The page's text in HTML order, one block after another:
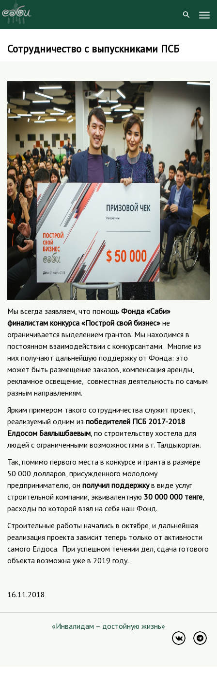
SkipСотрудничество с выпускниками ПСБ
Мы всегда заявляем, что помощь Фонда «Саби»
финалистам конкурса «Построй свой бизнес» не
ограничивается выделением грантов. Мы находимся в
постоянном взаимодействии с конкурсантами. Многие из
них получают дальнейшую поддержку от Фонда: это
может быть размещение заказов, компенсация аренды,
рекламное освещение, совместная деятельность по самым
разным направлениям.
Ярким примером такого сотрудничества служит проект,
реализуемый одним из победителей ПСБ 2017-2018
Елдосом Баялышбаевым, по строительству хостела для
людей с ограниченными возможностями в г. Талдыкорган.
Так, помимо первого места в конкурсе и гранта в размере
50 000 долларов, присужденного молодому
предпринимателю, он получил поддержкув виде услуг
строительной компании, эквивалентную 30 000 000 тенге,
расходы по которой взял на себя наш Фонд.
Строительные работы начались в октябре, и дальнейшая
реализация проекта зависит теперь только от активности
самого Елдоса. При успешном течении дел, сдача готового
объекта возможна уже в 2019 году.
16.11.2018
«Инвалидам – достойную жизнь»